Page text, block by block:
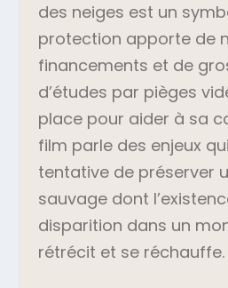
des neiges est un
protection apporte de
financements et de
d’études par pièges
place pour aider à sa
film parle des enjeux
tentative de préserver
sauvage dont
disparition dans un
rétrécit et se réchauffe.